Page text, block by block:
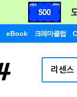
eBook 크레마클럽